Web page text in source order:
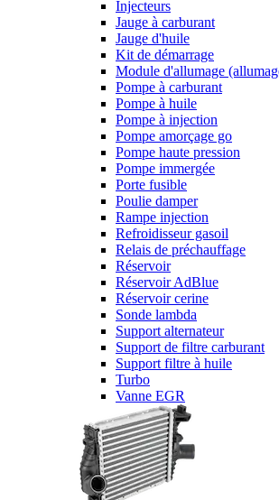
Injecteurs
Jauge à carburant
Jauge d'huile
Kit de démarrage
Module d'allumage
Pompe à carburant
Pompe à huile
Pompe à injection
Pompe amorçage go
Pompe haute pression
Pompe immergée
Porte fusible
Poulie damper
Rampe injection
Refroidisseur gasoil
Relais de préchauffage
Réservoir
Réservoir AdBlue
Réservoir cerine
Sonde lambda
Support alternateur
Support de filtre carburant
Support filtre à huile
Turbo
Vanne EGR